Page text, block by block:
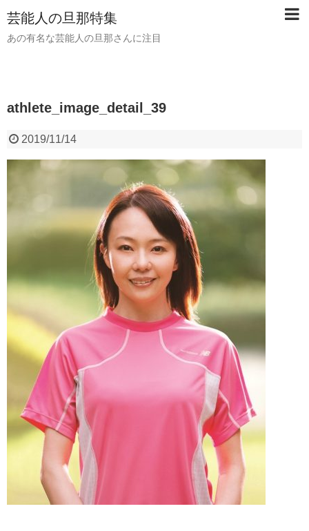
芸能人の旦那特集
あの有名な芸能人の旦那さんに注目
athlete_image_detail_39
2019/11/14